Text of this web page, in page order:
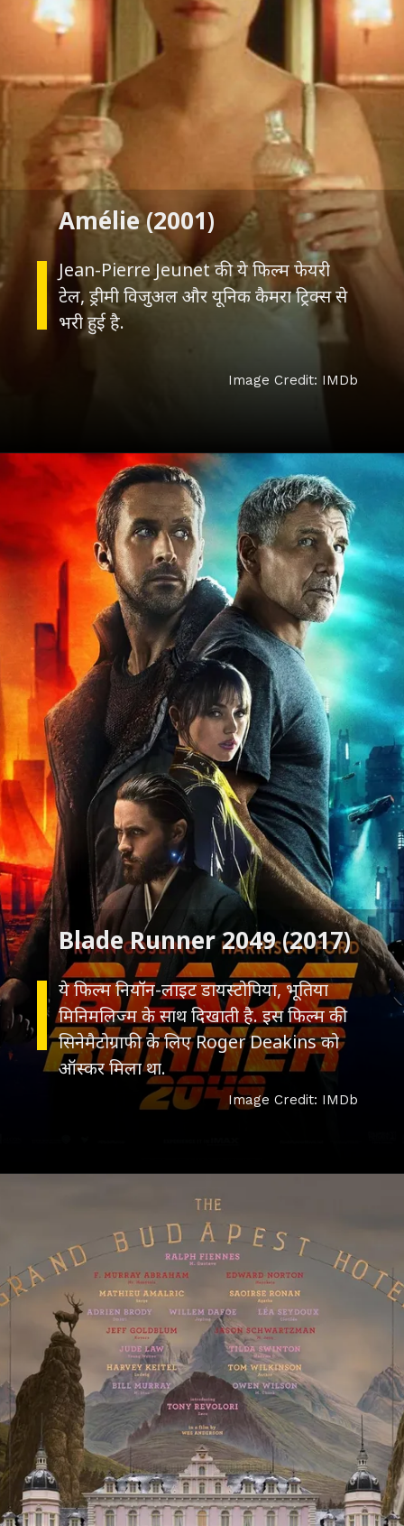
Jean-Pierre Jeunet की ये फिल्म फेयरी
टेल, ड्रीमी विजुअल और यूनिक कैमरा ट्रिक्स से
ये फिल्म नियॉन-लाइट डायस्टोपिया, भूतिया
मिनिमलिज्म के साथ दिखाती है. इस फिल्म की
सिनेमैटोग्राफी के लिए Roger Deakins को
ऑस्कर मिला था.
Blade Runner 2049 (2017)